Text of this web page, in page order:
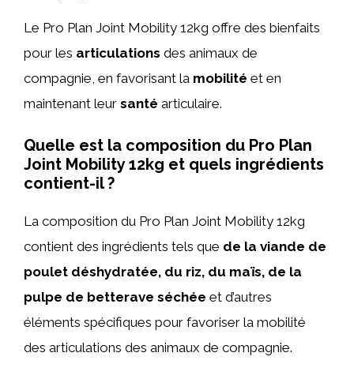
Le Pro Plan Joint Mobility 12kg offre des bienfaits
pour les articulations des animaux de
compagnie, en favorisant la mobilité et en
maintenant leur santé articulaire.
Quelle est la composition du Pro Plan
Joint Mobility 12kg et quels ingrédients
contient-il ?
La composition du Pro Plan Joint Mobility 12kg
contient des ingrédients tels que de la viande de
poulet déshydratée, du riz, du maïs, de la
pulpe de betterave séchée et d’autres
éléments spécifiques pour favoriser la mobilité
des articulations des animaux de compagnie.